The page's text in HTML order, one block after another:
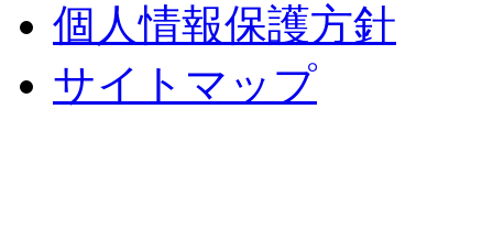
個人情報保護方針
サイトマップ